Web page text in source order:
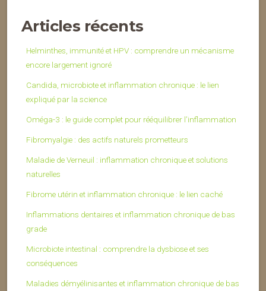
Articles récents
Helminthes, immunité et HPV : comprendre un mécanisme
encore largement ignoré
Candida, microbiote et inflammation chronique : le lien
expliqué par la science
Oméga-3 : le guide complet pour rééquilibrer l’inflammation
Fibromyalgie : des actifs naturels prometteurs
Maladie de Verneuil : inflammation chronique et solutions
naturelles
Fibrome utérin et inflammation chronique : le lien caché
Inflammations dentaires et inflammation chronique de bas
grade
Microbiote intestinal : comprendre la dysbiose et ses
conséquences
Maladies démyélinisantes et inflammation chronique de bas